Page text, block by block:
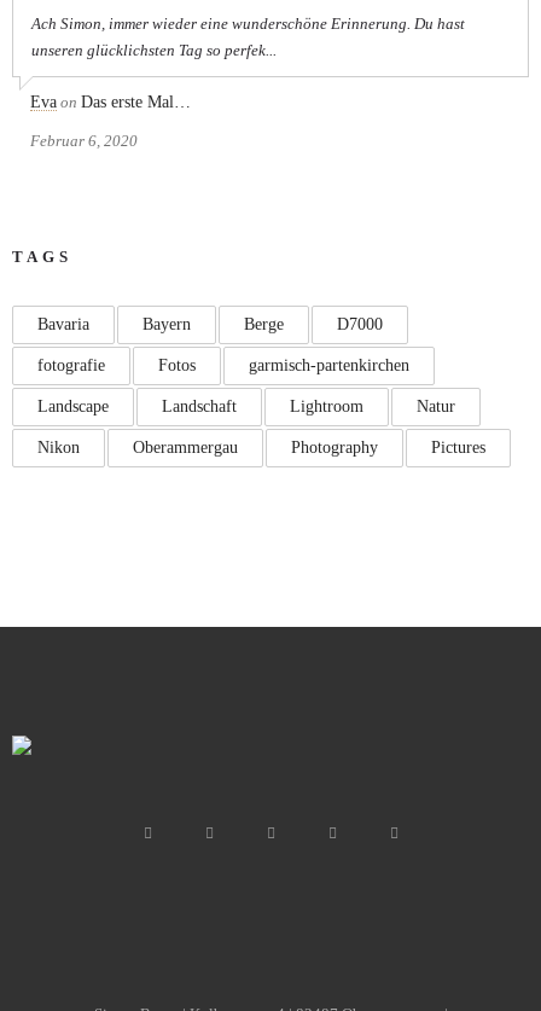
Ach Simon, immer wieder eine wunderschöne Erinnerung. Du hast
unseren glücklichsten Tag so perfek...
Eva on Das erste Mal…
Februar 6, 2020
TAGS
Bavaria Bayern Berge D7000
fotografie Fotos garmisch-partenkirchen
Landscape Landschaft Lightroom Natur
Nikon Oberammergau Photography Pictures